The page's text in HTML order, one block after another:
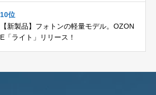
10位
【新製品】フォトンの軽量モデル。OZON
E「ライト」リリース！